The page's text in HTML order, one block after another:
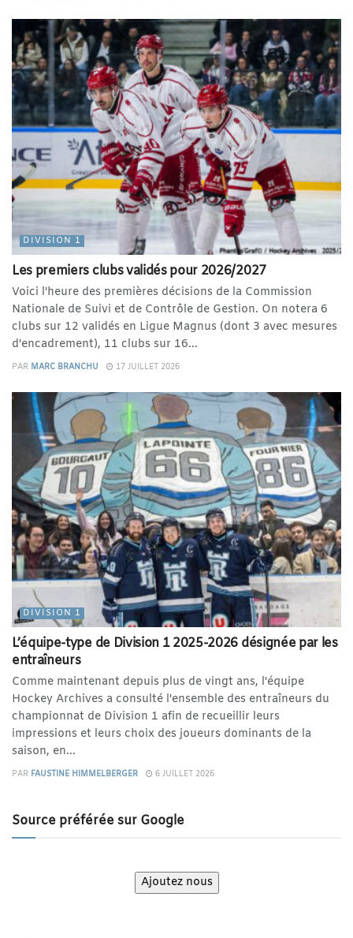
DIVISION 1
Les premiers clubs validés pour 2026/2027
Voici l'heure des premières décisions de la Commission
Nationale de Suivi et de Contrôle de Gestion. On notera 6
clubs sur 12 validés en Ligue Magnus (dont 3 avec mesures
d'encadrement), 11 clubs sur 16...
PAR MARC BRANCHU 17 JUILLET 2026
DIVISION 1
L’équipe-type de Division 1 2025-2026 désignée par les
entraîneurs
Comme maintenant depuis plus de vingt ans, l'équipe
Hockey Archives a consulté l'ensemble des entraîneurs du
championnat de Division 1 afin de recueillir leurs
impressions et leurs choix des joueurs dominants de la
saison, en...
PAR FAUSTINE HIMMELBERGER 6 JUILLET 2026
Source préférée sur Google
Ajoutez nous